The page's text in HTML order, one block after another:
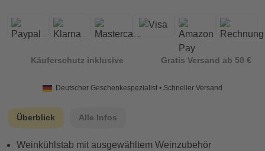
Käuferschutz inklusive Gratis Versand ab 50 €
Deutscher Geschenkespezialist • Schneller Versand
Überblick Alle Infos
Weinkühlstab mit ausgewähltem Weinzubehör